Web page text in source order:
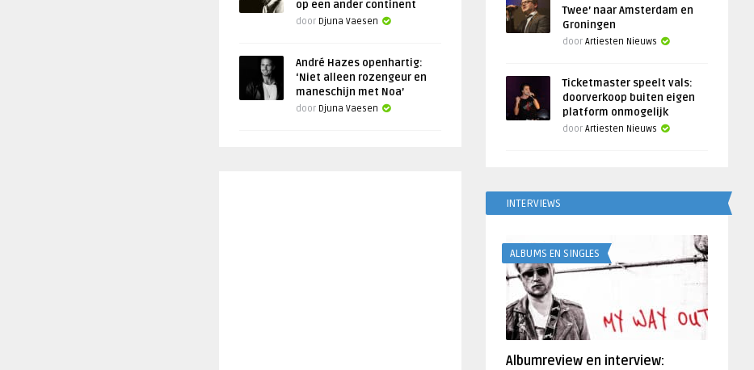
op een ander continent
door Djuna Vaesen
André Hazes openhartig:
‘Niet alleen rozengeur en
maneschijn met Noa’
door Djuna Vaesen
Twee’ naar Amsterdam en
Groningen
door Artiesten Nieuws
Ticketmaster speelt vals:
doorverkoop buiten eigen
platform onmogelijk
door Artiesten Nieuws
INTERVIEWS
ALBUMS EN SINGLES
Albumreview en interview: